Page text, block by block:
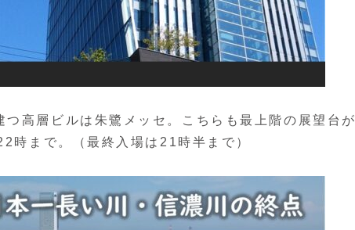
高層ビルは朱鷺メッセ。こちらも最上階の展望台が
時まで。（最終入場は21時半まで）